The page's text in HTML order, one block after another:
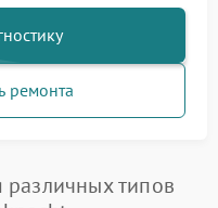
ремонта
типов